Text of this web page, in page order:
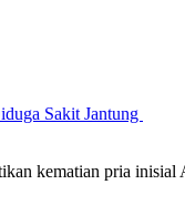
Sakit Jantung
kematian pria